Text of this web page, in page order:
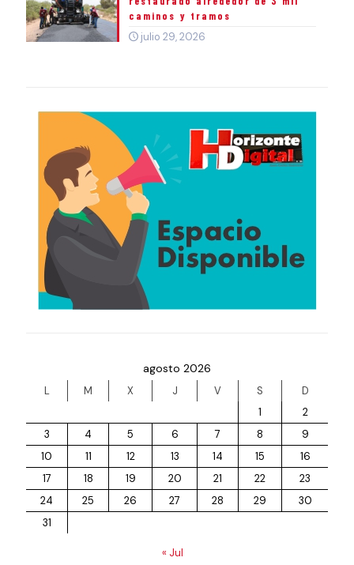
caminos y tramos
julio 29, 2026
agosto 2026
L M X J V S
D
1
2
3
4 5 6 7 8
9
10
11 12 13 14 15
16
17
18 19 20 21 22
23
24
25 26 27 28 29
30
31
« Jul